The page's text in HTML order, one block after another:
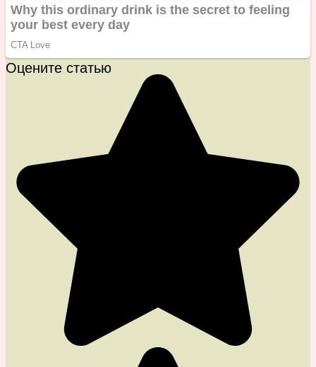
Оцените статью